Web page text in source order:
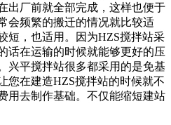
出厂前就全部完成，这样也便于
会频繁的搬迁的情况就比较适
短，也适用。因为HZS搅拌站采
话在运输的时候就能够更好的压
兴平搅拌站很多都采用的是免基
您在建造HZS搅拌站的时候就不
用去制作基础。不仅能缩短建站